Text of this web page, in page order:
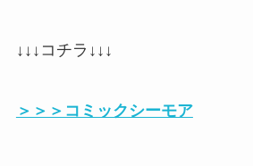
↓↓↓コチラ↓↓↓
＞＞＞コミックシーモア